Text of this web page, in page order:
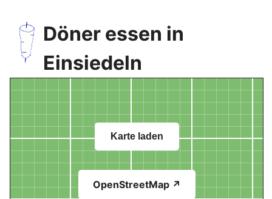
Döner essen in
Einsiedeln
Karte laden
OpenStreetMap ↗